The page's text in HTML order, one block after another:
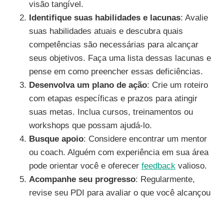
visão tangível.
Identifique suas habilidades e lacunas: Avalie
suas habilidades atuais e descubra quais
competências são necessárias para alcançar
seus objetivos. Faça uma lista dessas lacunas e
pense em como preencher essas deficiências.
Desenvolva um plano de ação: Crie um roteiro
com etapas específicas e prazos para atingir
suas metas. Inclua cursos, treinamentos ou
workshops que possam ajudá-lo.
Busque apoio: Considere encontrar um mentor
ou coach. Alguém com experiência em sua área
pode orientar você e oferecer feedback valioso.
Acompanhe seu progresso: Regularmente,
revise seu PDI para avaliar o que você alcançou